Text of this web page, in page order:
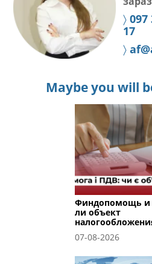
〉 097
17
〉
Maybe you will
Финдопомощь и
ли объект
07-08-2026